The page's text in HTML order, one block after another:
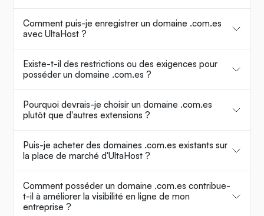
Comment puis-je enregistrer un domaine .com.es
avec UltaHost ?
Existe-t-il des restrictions ou des exigences pour
posséder un domaine .com.es ?
Pourquoi devrais-je choisir un domaine .com.es
plutôt que d'autres extensions ?
Puis-je acheter des domaines .com.es existants sur
la place de marché d'UltaHost ?
Comment posséder un domaine .com.es contribue-
t-il à améliorer la visibilité en ligne de mon
entreprise ?